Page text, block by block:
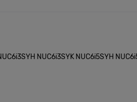
NUC6i3SYK NUC6i5SYH